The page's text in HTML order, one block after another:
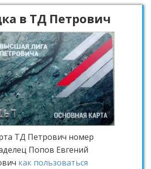
в ТД Петрович
ТД Петрович номер
Попов Евгений
как пользоваться